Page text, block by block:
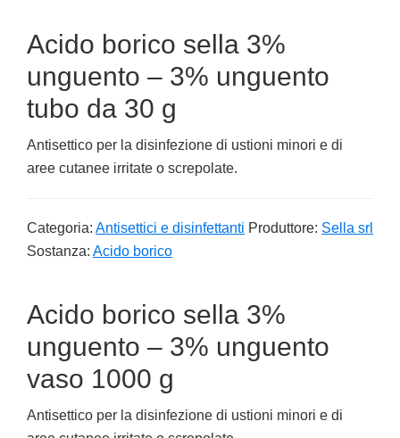
Acido borico sella 3%
unguento – 3% unguento
tubo da 30 g
Antisettico per la disinfezione di ustioni minori e di
aree cutanee irritate o screpolate.
Categoria: Antisettici e disinfettanti Produttore: Sella srl
Sostanza: Acido borico
Acido borico sella 3%
unguento – 3% unguento
vaso 1000 g
Antisettico per la disinfezione di ustioni minori e di